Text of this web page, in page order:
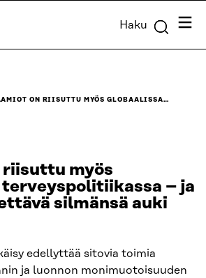
Haku
ON RIISUTTU MYÖS GLOBAALISSA…
riisuttu myös
– ja
silmänsä auki
edellyttää sitovia toimia
ja luonnon monimuotoisuuden